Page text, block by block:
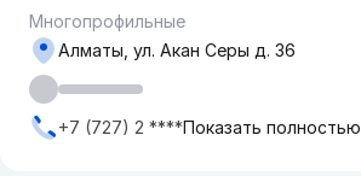
Многопрофильные
Алматы, ул. Акан Серы д. 36
+7 (727) 2 ****Показать полностью